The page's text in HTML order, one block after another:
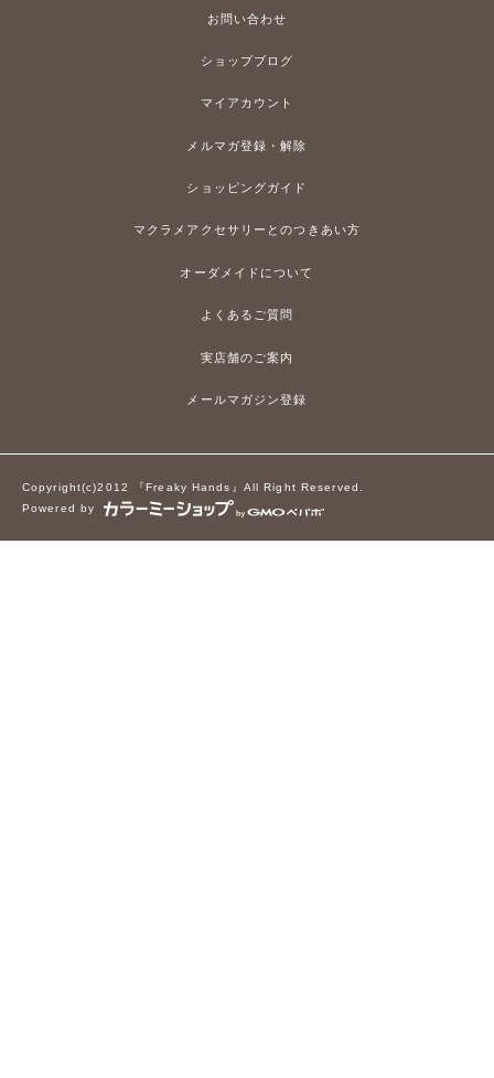
お問い合わせ
ショップブログ
マイアカウント
メルマガ登録・解除
ショッピングガイド
マクラメアクセサリーとのつきあい方
オーダメイドについて
よくあるご質問
実店舗のご案内
メールマガジン登録
Copyright(c)2012 『Freaky Hands』All Right Reserved.
Powered by